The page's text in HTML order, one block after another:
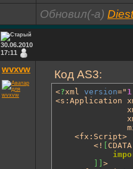
Обновил(-а)
30.06.2010
17:11
wvxvw Код AS3:
<?xml version="
<s:Application
		<!
CDATA
>